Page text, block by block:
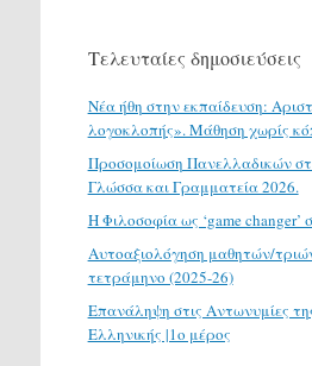
Τελευταίες δημοσιεύσεις
Νέα ήθη στην εκπαίδευση:
λογοκλοπής». Μάθηση χωρίς
Προσομοίωση Πανελλαδικών
Γλώσσα και Γραμματεία 2026.
H Φιλοσοφία ως ‘game changer’
Αυτοαξιολόγηση μαθητών/
τετράμηνο (2025-26)
Επανάληψη στις Αντωνυμίες
Ελληνικής |1ο μέρος